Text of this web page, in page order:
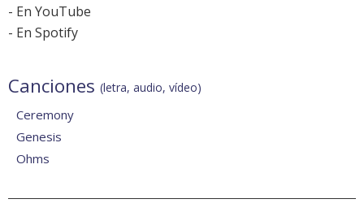
- En YouTube
- En Spotify
Canciones (letra, audio, vídeo)
Ceremony
Genesis
Ohms